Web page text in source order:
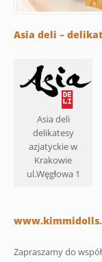
Asia deli –
Asia deli
delikatesy
azjatyckie w
Krakowie
ul.Węgłowa 1
Zapraszamy do